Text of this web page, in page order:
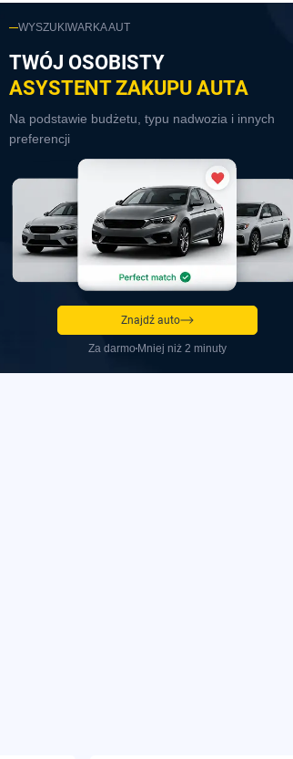
WYSZUKIWARKA AUT
TWÓJ OSOBISTY
ASYSTENT ZAKUPU AUTA
Na podstawie budżetu, typu nadwozia i innych
preferencji
Znajdź auto
Za darmo Mniej niż 2 minuty